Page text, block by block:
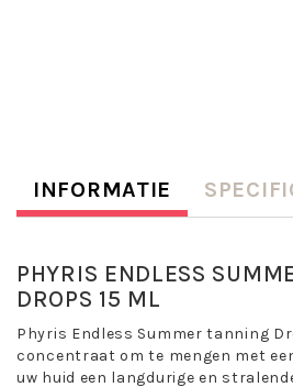
INFORMATIE
PHYRIS ENDLESS
DROPS 15 ML
Phyris Endless Summer tanning
concentraat om te mengen met
uw huid een langdurige en